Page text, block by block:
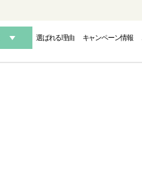
選ばれる理由 キャンペーン情報